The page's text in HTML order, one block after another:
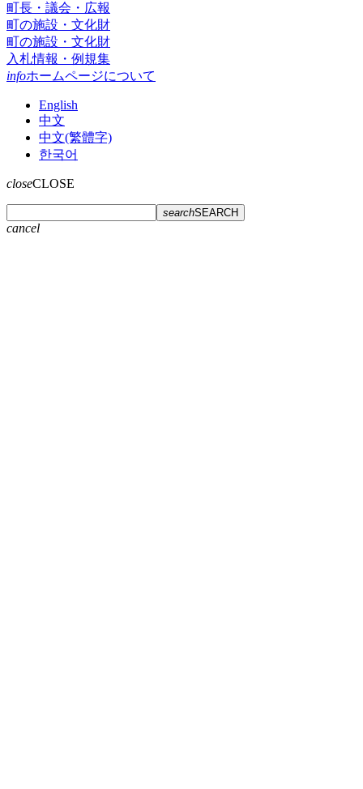
町長・議会・広報
町の施設・文化財
町の施設・文化財
入札情報・例規集
infoホームページについて
English
中文
中文(繁體字)
한국어
closeCLOSE
searchSEARCH
cancel